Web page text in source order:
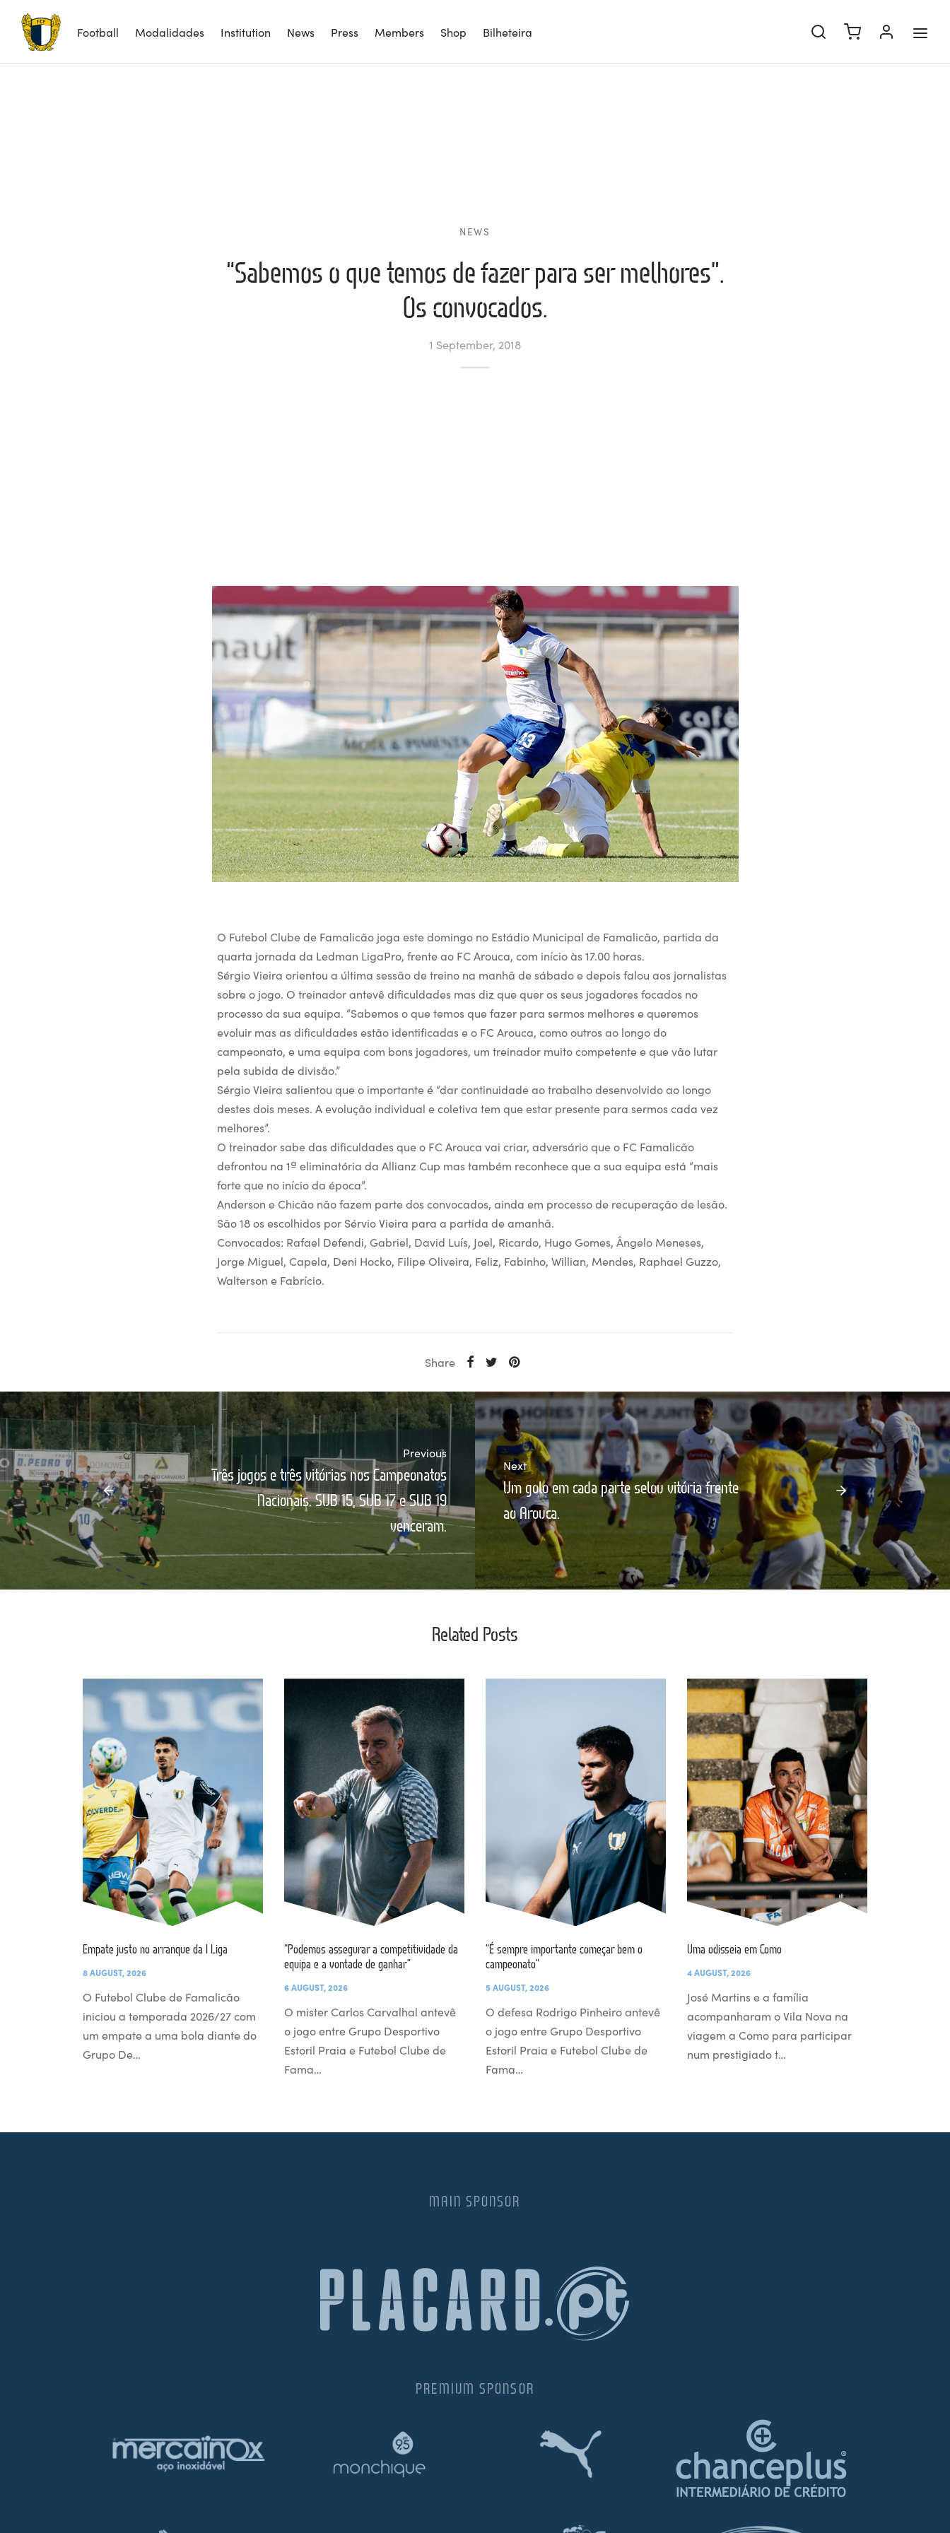
Football Modalidades Institution News Press Members Shop Bilheteira
NEWS
“Sabemos o que temos de fazer para ser melhores”.
Os convocados.
1 September, 2018
O Futebol Clube de Famalicão joga este domingo no Estádio Municipal de Famalicão, partida da
quarta jornada da Ledman LigaPro, frente ao FC Arouca, com início às 17.00 horas.
Sérgio Vieira orientou a última sessão de treino na manhã de sábado e depois falou aos jornalistas
sobre o jogo. O treinador antevê dificuldades mas diz que quer os seus jogadores focados no
processo da sua equipa. “Sabemos o que temos que fazer para sermos melhores e queremos
evoluir mas as dificuldades estão identificadas e o FC Arouca, como outros ao longo do
campeonato, e uma equipa com bons jogadores, um treinador muito competente e que vão lutar
pela subida de divisão.”
Sérgio Vieira salientou que o importante é “dar continuidade ao trabalho desenvolvido ao longo
destes dois meses. A evolução individual e coletiva tem que estar presente para sermos cada vez
melhores”.
O treinador sabe das dificuldades que o FC Arouca vai criar, adversário que o FC Famalicão
defrontou na 1ª eliminatória da Allianz Cup mas também reconhece que a sua equipa está “mais
forte que no início da época”.
Anderson e Chicão não fazem parte dos convocados, ainda em processo de recuperação de lesão.
São 18 os escolhidos por Sérvio Vieira para a partida de amanhã.
Convocados: Rafael Defendi, Gabriel, David Luís, Joel, Ricardo, Hugo Gomes, Ângelo Meneses,
Jorge Miguel, Capela, Deni Hocko, Filipe Oliveira, Feliz, Fabinho, Willian, Mendes, Raphael Guzzo,
Walterson e Fabrício.
Share
Previous
Três jogos e três vitórias nos Campeonatos
Nacionais. SUB 15, SUB 17 e SUB 19
venceram.
Next
Um golo em cada parte selou vitória frente
ao Arouca.
Related Posts
Empate justo no arranque da I Liga
8 AUGUST, 2026
O Futebol Clube de Famalicão
iniciou a temporada 2026/27 com
um empate a uma bola diante do
Grupo De…
“Podemos assegurar a competitividade da
equipa e a vontade de ganhar”
6 AUGUST, 2026
O mister Carlos Carvalhal antevê
o jogo entre Grupo Desportivo
Estoril Praia e Futebol Clube de
Fama…
“É sempre importante começar bem o
campeonato”
5 AUGUST, 2026
O defesa Rodrigo Pinheiro antevê
o jogo entre Grupo Desportivo
Estoril Praia e Futebol Clube de
Fama…
Uma odisseia em Como
4 AUGUST, 2026
José Martins e a família
acompanharam o Vila Nova na
viagem a Como para participar
num prestigiado t…
MAIN SPONSOR
PREMIUM SPONSOR